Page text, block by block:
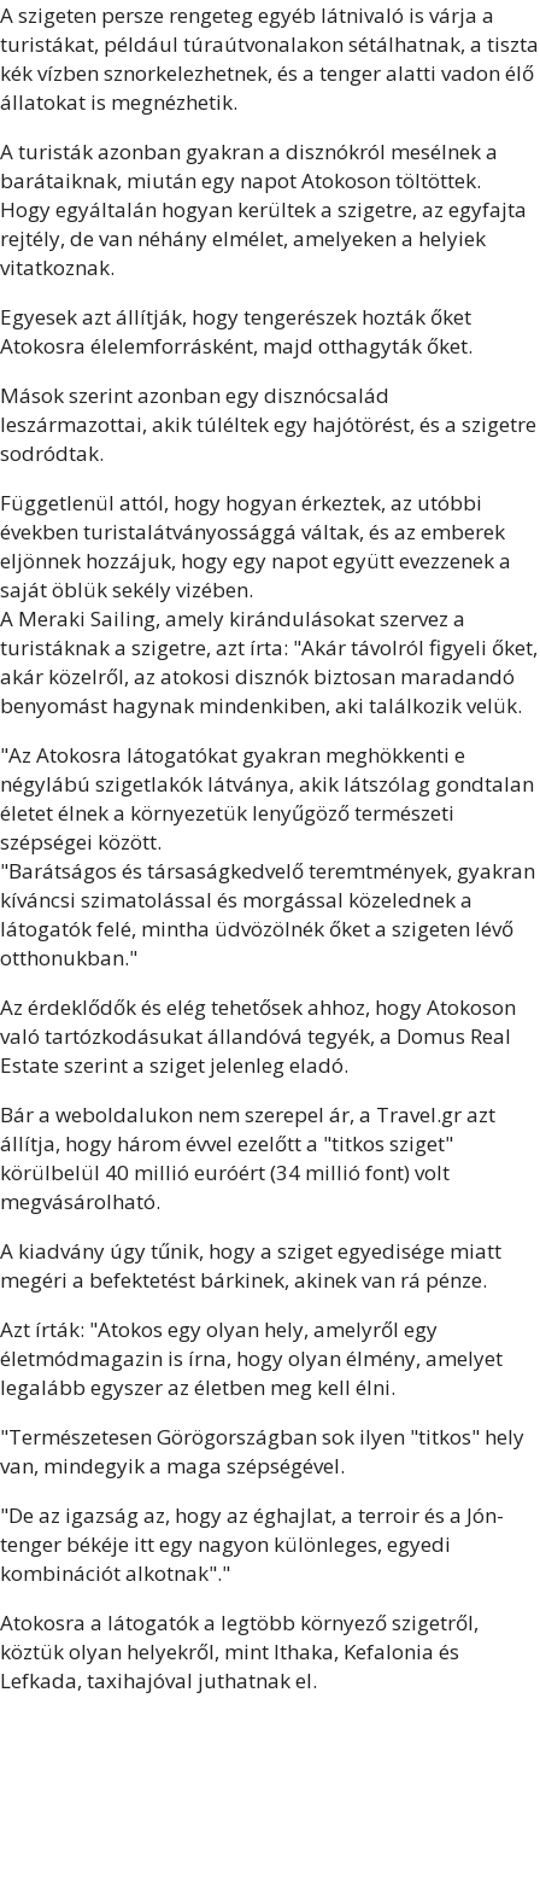
A szigeten persze rengeteg egyéb látnivaló is várja a
turistákat, például túraútvonalakon sétálhatnak, a tiszta
kék vízben sznorkelezhetnek, és a tenger alatti vadon élő
állatokat is megnézhetik.
A turisták azonban gyakran a disznókról mesélnek a
barátaiknak, miután egy napot Atokoson töltöttek.
Hogy egyáltalán hogyan kerültek a szigetre, az egyfajta
rejtély, de van néhány elmélet, amelyeken a helyiek
vitatkoznak.
Egyesek azt állítják, hogy tengerészek hozták őket
Atokosra élelemforrásként, majd otthagyták őket.
Mások szerint azonban egy disznócsalád
leszármazottai, akik túléltek egy hajótörést, és a szigetre
sodródtak.
Függetlenül attól, hogy hogyan érkeztek, az utóbbi
években turistalátványossággá váltak, és az emberek
eljönnek hozzájuk, hogy egy napot együtt evezzenek a
saját öblük sekély vizében.
A Meraki Sailing, amely kirándulásokat szervez a
turistáknak a szigetre, azt írta: "Akár távolról figyeli őket,
akár közelről, az atokosi disznók biztosan maradandó
benyomást hagynak mindenkiben, aki találkozik velük.
"Az Atokosra látogatókat gyakran meghökkenti e
négylábú szigetlakók látványa, akik látszólag gondtalan
életet élnek a környezetük lenyűgöző természeti
szépségei között.
"Barátságos és társaságkedvelő teremtmények, gyakran
kíváncsi szimatolással és morgással közelednek a
látogatók felé, mintha üdvözölnék őket a szigeten lévő
otthonukban."
Az érdeklődők és elég tehetősek ahhoz, hogy Atokoson
való tartózkodásukat állandóvá tegyék, a Domus Real
Estate szerint a sziget jelenleg eladó.
Bár a weboldalukon nem szerepel ár, a Travel.gr azt
állítja, hogy három évvel ezelőtt a "titkos sziget"
körülbelül 40 millió euróért (34 millió font) volt
megvásárolható.
A kiadvány úgy tűnik, hogy a sziget egyedisége miatt
megéri a befektetést bárkinek, akinek van rá pénze.
Azt írták: "Atokos egy olyan hely, amelyről egy
életmódmagazin is írna, hogy olyan élmény, amelyet
legalább egyszer az életben meg kell élni.
"Természetesen Görögországban sok ilyen "titkos" hely
van, mindegyik a maga szépségével.
"De az igazság az, hogy az éghajlat, a terroir és a Jón-
tenger békéje itt egy nagyon különleges, egyedi
kombinációt alkotnak"."
Atokosra a látogatók a legtöbb környező szigetről,
köztük olyan helyekről, mint Ithaka, Kefalonia és
Lefkada, taxihajóval juthatnak el.